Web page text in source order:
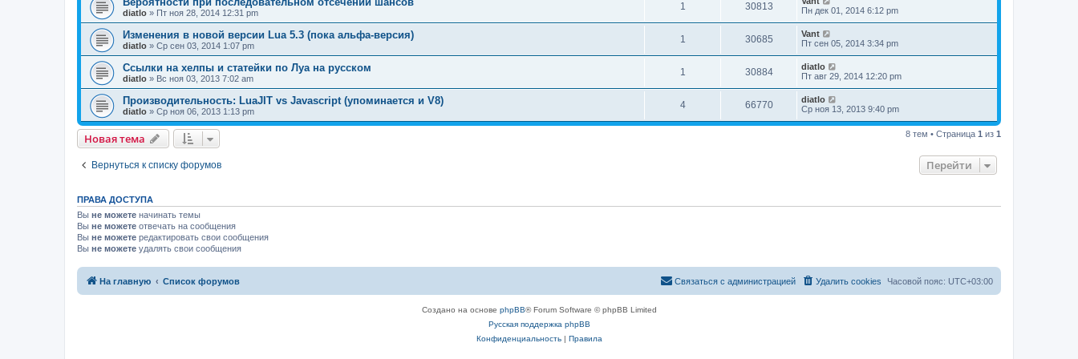
diatlo » Пт ноя 28, 2014 12:31 pm
1 30813
Пн дек 01, 2014 6:12 pm
Изменения в новой версии Lua 5.3 (пока альфа-версия)
diatlo » Ср сен 03, 2014 1:07 pm
1 30685
Vant
Пт сен 05, 2014 3:34 pm
Ссылки на хелпы и статейки по Луа на русском
diatlo » Вс ноя 03, 2013 7:02 am
1 30884
diatlo
Пт авг 29, 2014 12:20 pm
Производительность: LuaJIT vs Javascript (упоминается и V8)
diatlo » Ср ноя 06, 2013 1:13 pm
4 66770
diatlo
Ср ноя 13, 2013 9:40 pm
Новая тема 8 тем • Страница 1 из 1
Вернуться к списку форумов Перейти
ПРАВА ДОСТУПА
Вы не можете начинать темы
Вы не можете отвечать на сообщения
Вы не можете редактировать свои сообщения
Вы не можете удалять свои сообщения
На главную Список форумов Часовой пояс: UTC+03:00
Удалить cookies
Связаться с администрацией
Создано на основе phpBB® Forum Software © phpBB Limited
Русская поддержка phpBB
Конфиденциальность| Правила